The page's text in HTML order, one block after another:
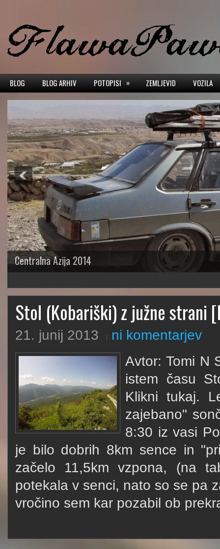
BLOG BLOG ARHIV POTOPISI » ZEMLJEVID VOZILA
Centralna Azija 2014
Stol (Kobariški) z južne strani
21. junij 2013
ni komentarjev
Avtor: Tomi N
istem času
Klikni tukaj.
zajebano"
8:30 iz vasi
je bilo dobrih 8km sence in
začelo 11,5km vzpona, (na
potekala v senci, nato so se pa
vročino sem kar pozabil ob